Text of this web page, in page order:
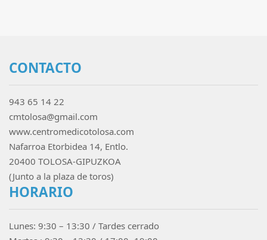
CONTACTO
943 65 14 22
cmtolosa@gmail.com
www.centromedicotolosa.com
Nafarroa Etorbidea 14, Entlo.
20400 TOLOSA-GIPUZKOA
(Junto a la plaza de toros)
HORARIO
Lunes: 9:30 – 13:30 / Tardes cerrado